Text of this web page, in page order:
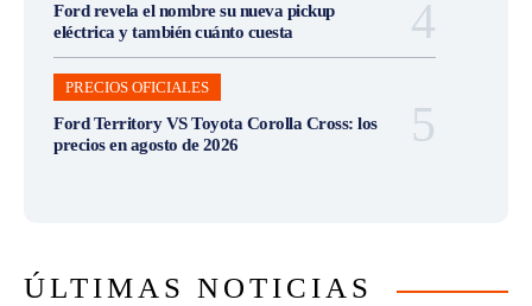
Ford revela el nombre su nueva pickup
eléctrica y también cuánto cuesta
PRECIOS OFICIALES
Ford Territory VS Toyota Corolla Cross: los
precios en agosto de 2026
ÚLTIMAS NOTICIAS